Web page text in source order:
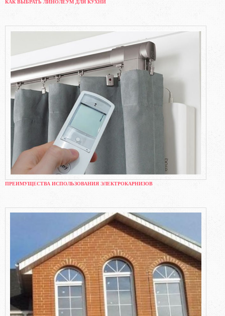
КАК ВЫБРАТЬ ЛИНОЛЕУМ ДЛЯ КУХНИ
ПРЕИМУЩЕСТВА ИСПОЛЬЗОВАНИЯ ЭЛЕКТРОКАРНИЗОВ